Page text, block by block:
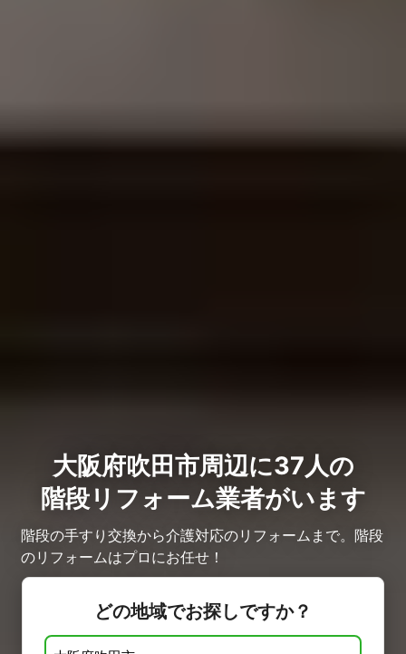
大阪府吹田市周辺に37人の
階段リフォーム業者がいます
階段の手すり交換から介護対応のリフォームまで。階段
のリフォームはプロにお任せ！
どの地域でお探しですか？